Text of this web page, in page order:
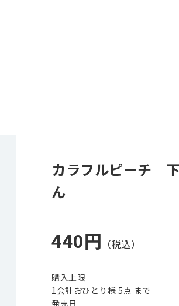
カラフルピーチ
ん
440円
購入上限
1会計おひとり様 5点 まで
発売日